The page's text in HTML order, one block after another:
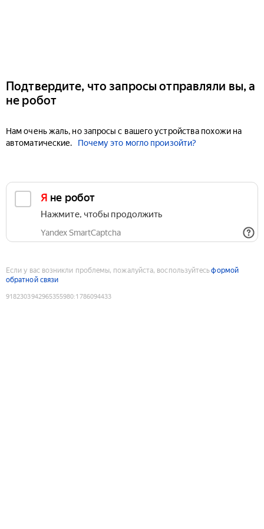
Подтвердите, что запросы отправляли вы, а
не робот
Нам очень жаль, но запросы с вашего устройства похожи на
автоматические.
Почему это могло произойти?
Я не робот
Нажмите, чтобы продолжить
Yandex SmartCaptcha
Если у вас возникли проблемы, пожалуйста, воспользуйтесьформой
обратной связи
9182303942965355980:1786094433